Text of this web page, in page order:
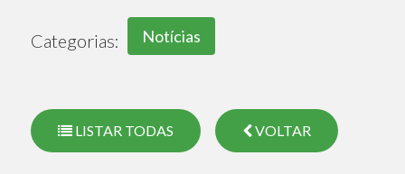
Categorias: Notícias
LISTAR TODAS VOLTAR